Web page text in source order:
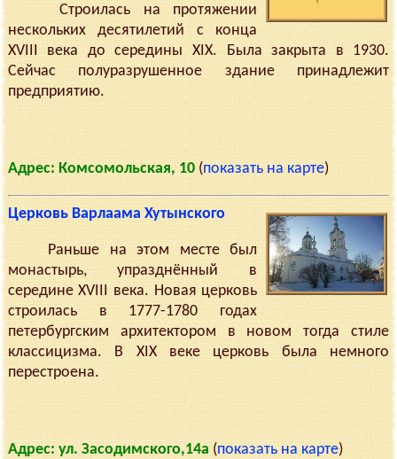
Строилась на протяжении
нескольких десятилетий с конца
XVIII века до середины XIX. Была закрыта в 1930.
Сейчас полуразрушенное здание принадлежит
предприятию.
Адрес: Комсомольская, 10(показать на карте)
Церковь Варлаама Хутынского
Раньше на этом месте был
монастырь, упразднённый в
середине XVIII века. Новая церковь
строилась в 1777-1780 годах
петербургским архитектором в новом тогда стиле
классицизма. В XIX веке церковь была немного
перестроена.
Адрес: ул. Засодимского,14а (показать на карте)